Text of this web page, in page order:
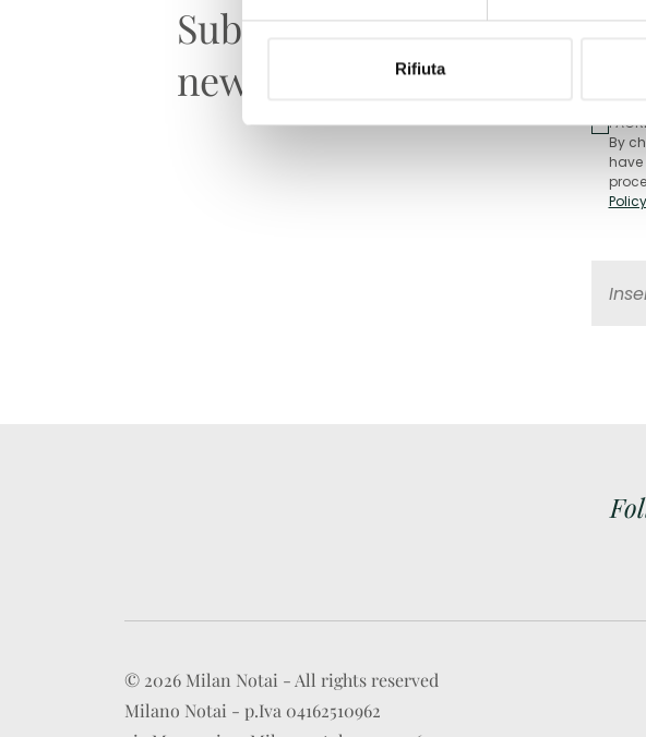
Rifiuta
Subscribe to the
newsletter
Our
I
By
Policy
© 2026 Milan Notai - All rights reserved
Milano Notai - p.Iva 04162510962